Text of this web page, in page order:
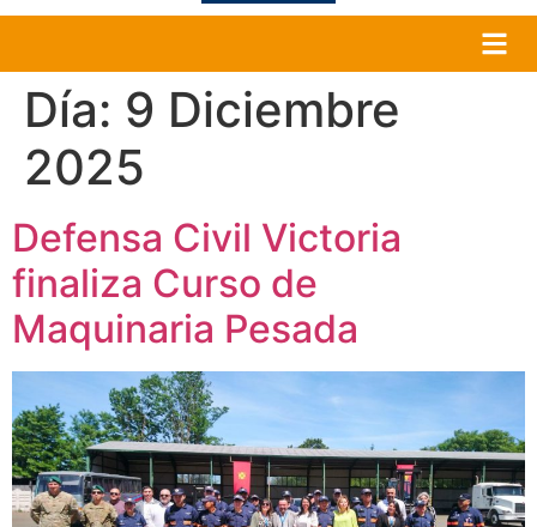
Día: 9 Diciembre
2025
Defensa Civil Victoria
finaliza Curso de
Maquinaria Pesada